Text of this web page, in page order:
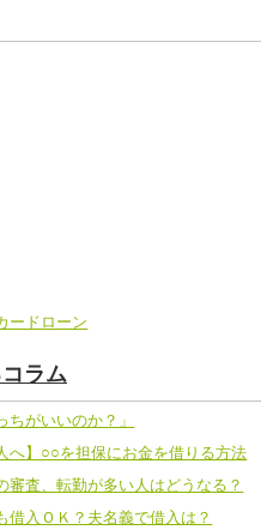
ードローン
ラム
ちがいいのか？」
へ】○○を担保にお金を借りる方法
審査、転勤が多い人はどうなる？
借入ＯＫ？夫名義で借入は？